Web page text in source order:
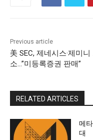
Previous article
美 SEC, 제네시스·제미니
소…”미등록증권 판매”
RELATED ARTICLES
메
대